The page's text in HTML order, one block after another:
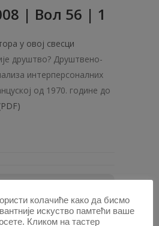
| Вол 56 | 1
у овој свесци
друштво? Друштвено-
интерперсоналних
од 1970. године до
АУТОРА /
колачиће како да бисмо
искуство памтећи ваше
Кликом на тастер